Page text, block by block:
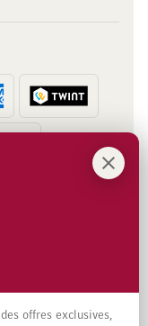
offres exclusives,